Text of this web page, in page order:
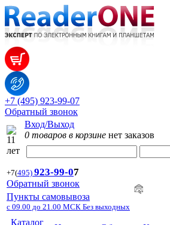
+7 (495) 923-99-07
Обратный звонок
Вход/Выход
0 товаров в корзине нет заказов
+7(495) 923-99-07
Обратный звонок
Пункты самовывоза
с 09.00 до 21.00 МСК Без выходных
Каталог